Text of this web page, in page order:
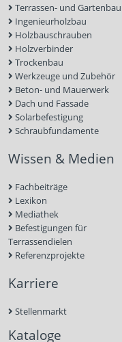
Terrassen- und Gartenbau
Ingenieurholzbau
Holzbauschrauben
Holzverbinder
Trockenbau
Werkzeuge und Zubehör
Beton- und Mauerwerk
Dach und Fassade
Solarbefestigung
Schraubfundamente
Wissen & Medien
Fachbeiträge
Lexikon
Mediathek
Befestigungen für
Terrassendielen
Referenzprojekte
Karriere
Stellenmarkt
Kataloge